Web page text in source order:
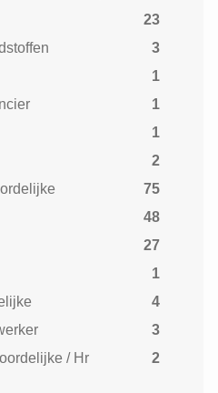
23
3
1
1
1
2
75
48
27
1
4
3
2